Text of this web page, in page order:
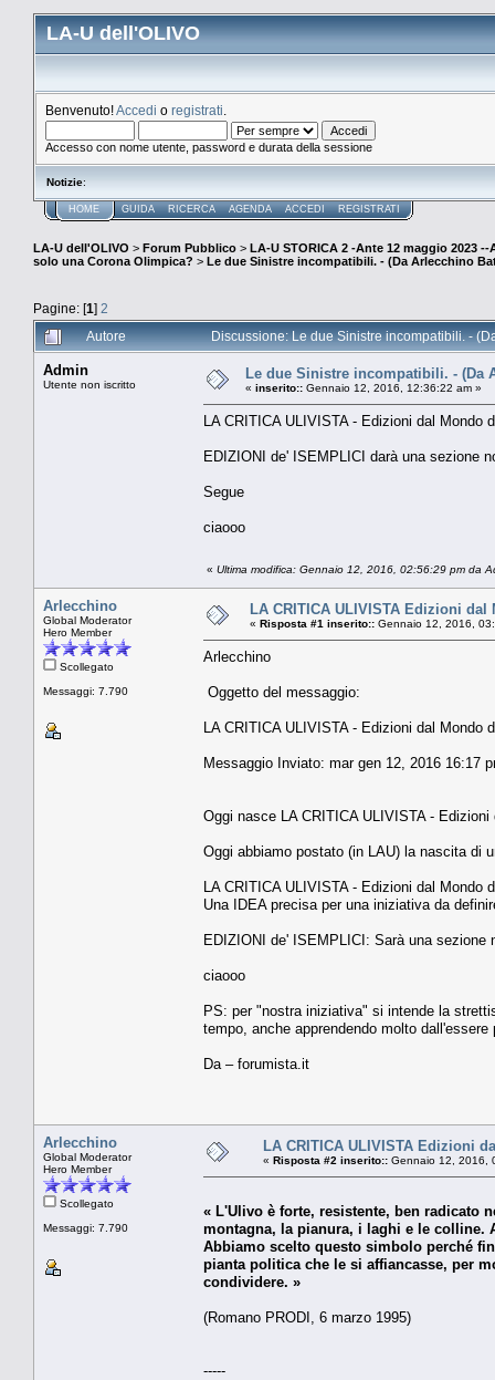
LA-U dell'OLIVO
Benvenuto!Accedi o registrati
Accesso con nome utente, password e durata della sessione
Notizie:
HOME GUIDA RICERCA AGENDA ACCEDI REGISTRATI
LA-U dell'OLIVO > Forum Pubblico > LA-U STORICA 2 -Ante 12 maggio 2023 --
solo una Corona Olimpica? > Le due Sinistre incompatibili. - (Da Arlecchino
Pagine: [1] 2
Autore
Discussione: Le due Sinistre incompatibili. -
Admin
Utente non iscritto
Le due Sinistre incompatibili. - (Da
« inserito:: Gennaio 12, 2016, 12:36:22 am »
LA CRITICA ULIVISTA - Edizioni dal Mondo
EDIZIONI de' ISEMPLICI darà una sezione
Segue
ciaooo
« Ultima modifica: Gennaio 12, 2016, 02:56:29 pm da
Arlecchino
Global Moderator
Hero Member
Scollegato
Messaggi: 7.790
LA CRITICA ULIVISTA Edizioni
« Risposta #1 inserito:: Gennaio 12, 2016,
Arlecchino
Oggetto del messaggio:
LA CRITICA ULIVISTA - Edizioni dal Mondo
Messaggio Inviato: mar gen 12, 2016 16:17
Oggi nasce LA CRITICA ULIVISTA -
Oggi abbiamo postato (in LAU) la nascita di
LA CRITICA ULIVISTA - Edizioni dal Mondo
Una IDEA precisa per una iniziativa da
EDIZIONI de' ISEMPLICI: Sarà una sezione
ciaooo
PS: per "nostra iniziativa" si intende la
tempo, anche apprendendo molto
Da – forumista.it
Arlecchino
Global Moderator
Hero Member
Scollegato
Messaggi: 7.790
LA CRITICA ULIVISTA Edizioni
« Risposta #2 inserito:: Gennaio 12, 2016,
« L'Ulivo è forte, resistente, ben radicato
montagna, la pianura, i laghi e le colline.
Abbiamo scelto questo simbolo perché
pianta politica che le si affiancasse, per
condividere. »
(Romano PRODI, 6 marzo 1995)
-----